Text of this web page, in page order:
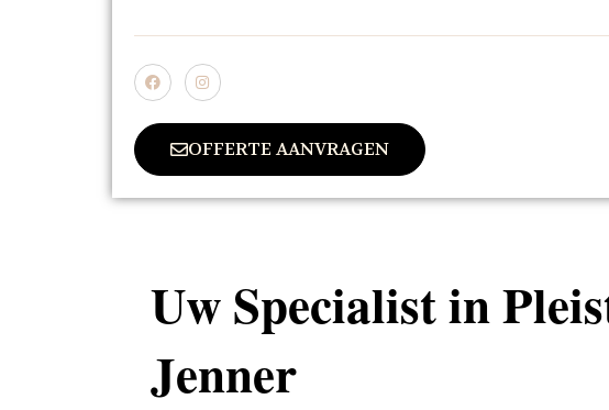
OFFERTE AANVRAGEN
Uw Specialist in
Jenner